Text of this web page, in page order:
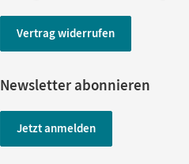
Vertrag widerrufen
Newsletter abonnieren
Jetzt anmelden